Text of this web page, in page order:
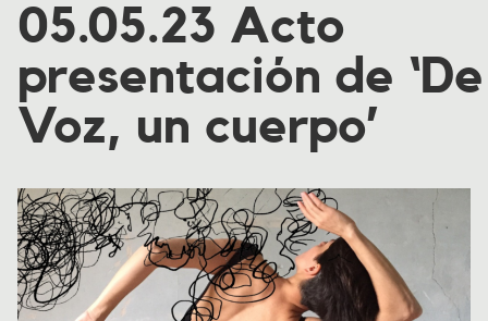
05.05.23 Acto
presentación de ‘De
Voz, un cuerpo’